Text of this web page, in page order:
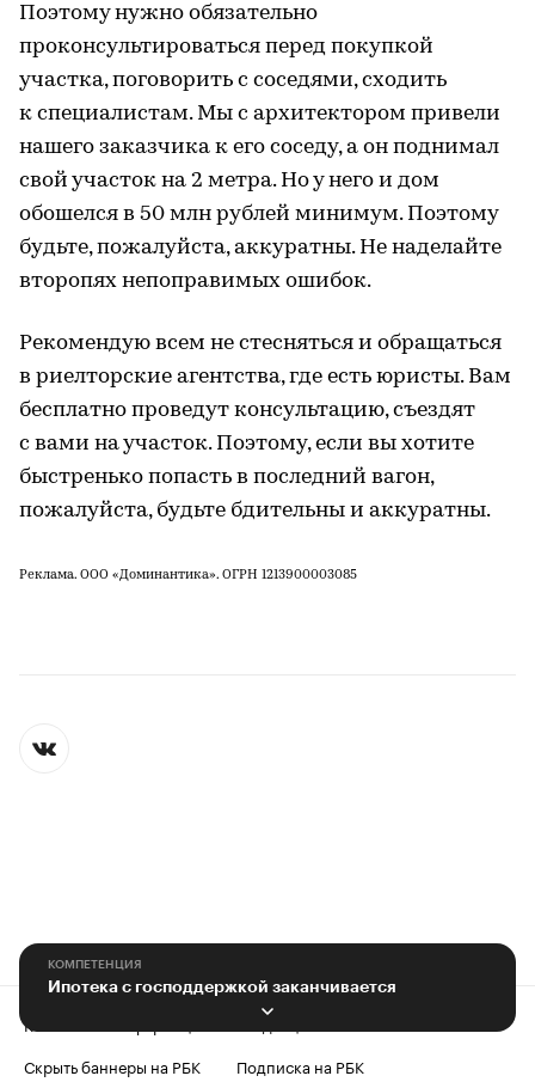
Поэтому нужно обязательно
проконсультироваться перед покупкой
участка, поговорить с соседями, сходить
к специалистам. Мы с архитектором привели
нашего заказчика к его соседу, а он поднимал
свой участок на 2 метра. Но у него и дом
обошелся в 50 млн рублей минимум. Поэтому
будьте, пожалуйста, аккуратны. Не наделайте
второпях непоправимых ошибок.
Рекомендую всем не стесняться и обращаться
в риелторские агентства, где есть юристы. Вам
бесплатно проведут консультацию, съездят
с вами на участок. Поэтому, если вы хотите
быстренько попасть в последний вагон,
пожалуйста, будьте бдительны и аккуратны.
Реклама. ООО «Доминантика». ОГРН 1213900003085
КОМПЕТЕНЦИЯ
Ипотека с господдержкой заканчивается
Контактная информация
Редакция
Скрыть баннеры на РБК
Подписка на РБК